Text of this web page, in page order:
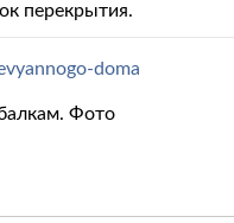
перекрытия.
Фото